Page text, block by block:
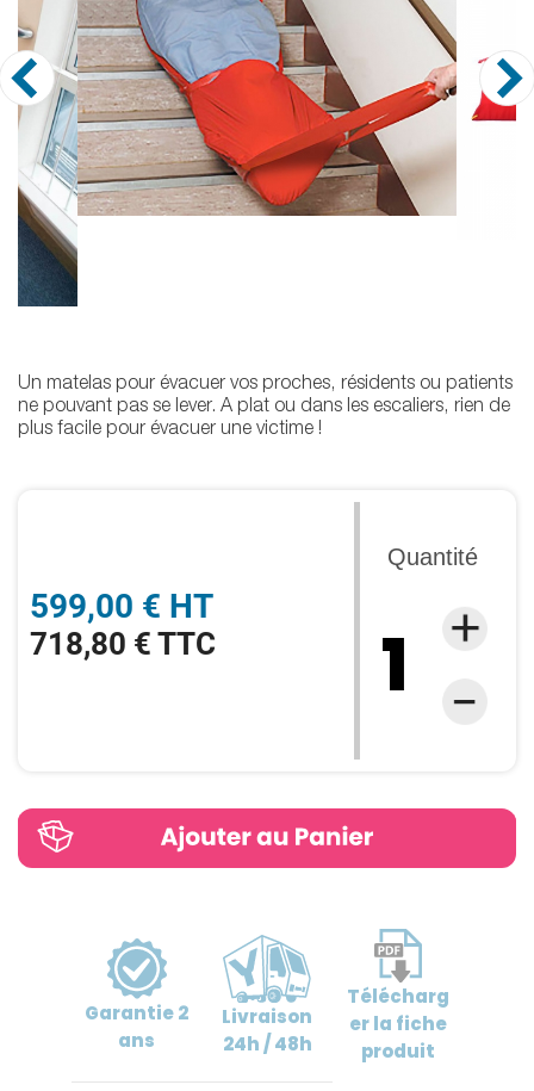
599,00 € HT
718,80 € TTC
Quantité
Un matelas pour évacuer vos proches, résidents ou patients
ne pouvant pas se lever. A plat ou dans les escaliers, rien de
plus facile pour évacuer une victime !
Garantie2
ans
Livraison
24h / 48h
Télécharg
erla fiche
produit